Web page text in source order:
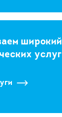
услуг